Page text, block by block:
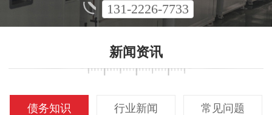
131-2226-7733
新闻资讯
债务知识 行业新闻 常见问题